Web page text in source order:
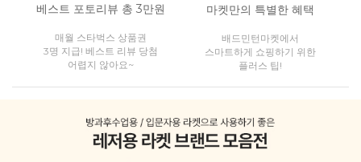
베스트 포토리뷰 총 3만원
매월 스타벅스 상품권
3명 지급! 베스트 리뷰 당첨
어렵지 않아요~
마켓만의 특별한 혜택
배드민턴마켓에서
스마트하게 쇼핑하기 위한
플러스 팁!